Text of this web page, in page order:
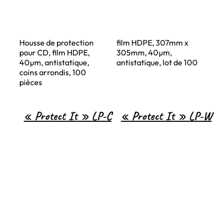
Housse de protection
pour CD, film HDPE,
40µm, antistatique,
coins arrondis, 100
pièces
film HDPE, 307mm x
305mm, 40µm,
antistatique, lot de 100
« Protect It » LP-C « Protect It » LP-W